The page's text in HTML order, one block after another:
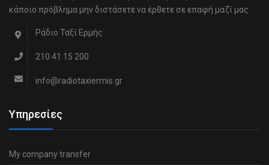
κάποιο πρόβλημα μην διστάσετε να έρθετε σε επαφή μαζί μας.
Ράδιο Ταξί Ερμής
210 41 15 200
info@radiotaxiermis.gr
Υπηρεσίες
My company transfer